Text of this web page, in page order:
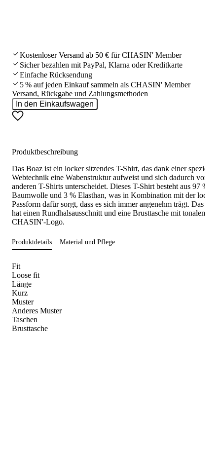
Kostenloser Versand ab 50 € für CHASIN' Member
Sicher bezahlen mit PayPal, Klarna oder Kreditkarte
Einfache Rücksendung
5 % auf jeden Einkauf sammeln als CHASIN' Member
Versand, Rückgabe und Zahlungsmethoden
In den Einkaufswagen
Produktbeschreibung
Das Boaz ist ein locker sitzendes T-Shirt, das dank einer speziellen
Webtechnik eine Wabenstruktur aufweist und sich dadurch von
anderen T-Shirts unterscheidet. Dieses T-Shirt besteht aus 97 %
Baumwolle und 3 % Elasthan, was in Kombination mit der
Passform dafür sorgt, dass es sich immer angenehm trägt. Das
hat einen Rundhalsausschnitt und eine Brusttasche mit tonalem
CHASIN'-Logo.
Produktdetails Material und Pflege
Fit
Loose fit
Länge
Kurz
Muster
Anderes Muster
Taschen
Brusttasche